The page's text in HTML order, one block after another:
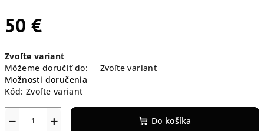
50 €
cena:
Zvoľte variant
Môžeme doručiť do:
Zvoľte variant
Možnosti doručenia
Kód: Zvoľte variant
+
− Do košíka